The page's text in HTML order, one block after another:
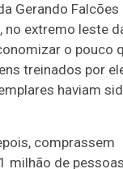
Gerando Falcões
no extremo leste
o pouco
treinados por
haviam
comprassem
milhão de